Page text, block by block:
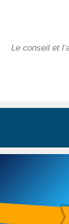
Le conseil et